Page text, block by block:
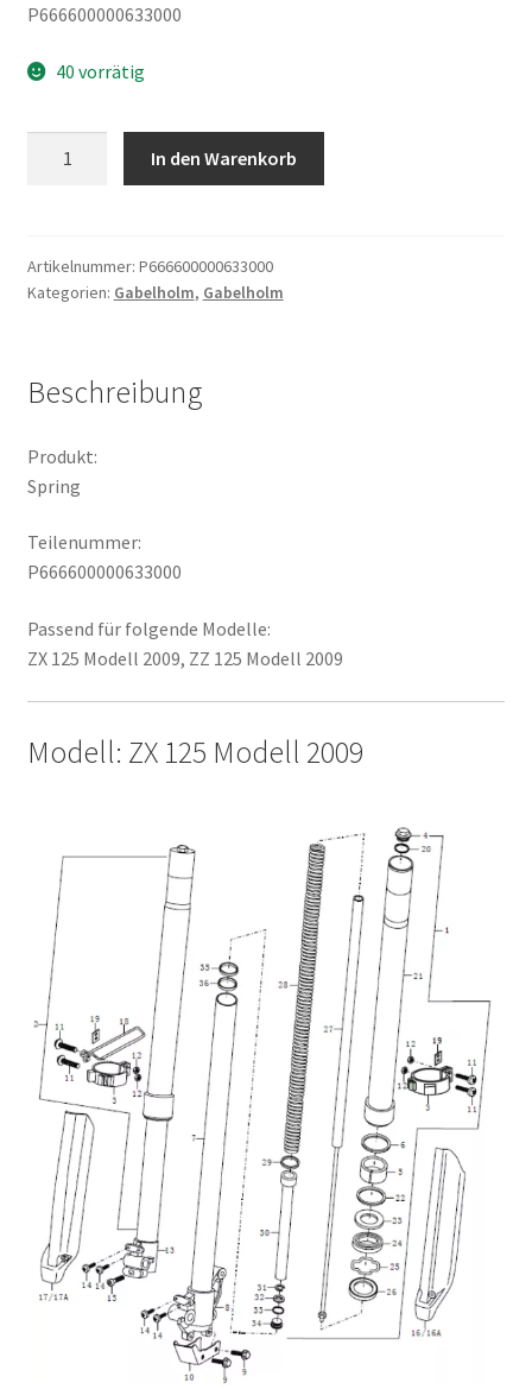
P666600000633000
40 vorrätig
In den Warenkorb
Artikelnummer: P666600000633000
Kategorien: Gabelholm, Gabelholm
Beschreibung
Produkt:
Spring
Teilenummer:
P666600000633000
Passend für folgende Modelle:
ZX 125 Modell 2009, ZZ 125 Modell 2009
Modell: ZX 125 Modell 2009